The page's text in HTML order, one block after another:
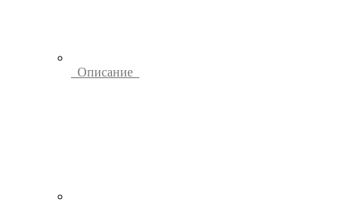
Описание